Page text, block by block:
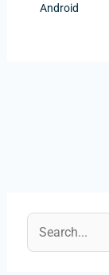
Android